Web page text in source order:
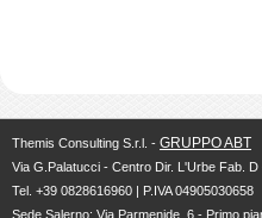
Themis Consulting S.r.l. - GRUPPO ABT
Via G.Palatucci - Centro Dir. L'Urbe Fab. D
Tel. +39 0828616960 | P.IVA 04905030658
Sede Salerno: Via Parmenide, 6 - Primo